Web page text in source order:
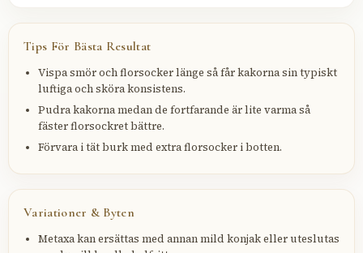
Tips För Bästa Resultat
Vispa smör och florsocker länge så får kakorna sin typiskt
luftiga och sköra konsistens.
Pudra kakorna medan de fortfarande är lite varma så
fäster florsockret bättre.
Förvara i tät burk med extra florsocker i botten.
Variationer & Byten
Metaxa kan ersättas med annan mild konjak eller uteslutas